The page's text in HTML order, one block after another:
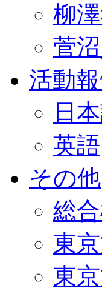
柳
菅
活動
日
英語
その他
総
東
東